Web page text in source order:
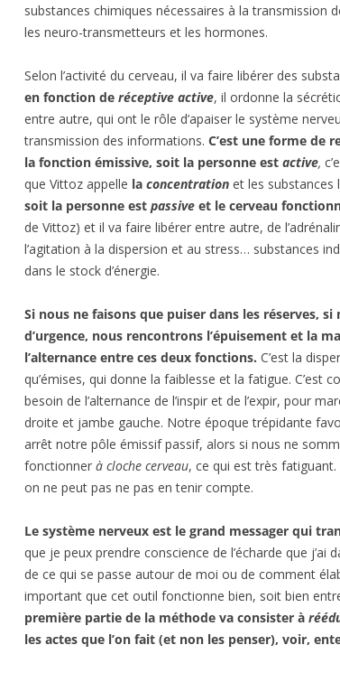
substances chimiques nécessaires à la transmission
les neuro-transmetteurs et les hormones.
Selon l’activité du cerveau, il va faire libérer des
en fonction de réceptive active, il ordonne la
entre autre, qui ont le rôle d’apaiser le système
transmission des informations. C’est une forme de
la fonction émissive, soit la personne est active,
que Vittoz appelle la concentration et les
soit la personne est passive et le cerveau
de Vittoz) et il va faire libérer entre autre, de
l’agitation à la dispersion et au stress… substances
dans le stock d’énergie.
Si nous ne faisons que puiser dans les réserves,
d’urgence, nous rencontrons l’épuisement et la
l’alternance entre ces deux fonctions. C’est la
qu’émises, qui donne la faiblesse et la fatigue. C’est
besoin de l’alternance de l’inspir et de l’expir, pour
droite et jambe gauche. Notre époque trépidante
arrêt notre pôle émissif passif, alors si nous ne
fonctionner à cloche cerveau, ce qui est très
on ne peut pas ne pas en tenir compte.
Le système nerveux est le grand messager qui
que je peux prendre conscience de l’écharde que j’ai
de ce qui se passe autour de moi ou de comment
important que cet outil fonctionne bien, soit bien
première partie de la méthode va consister à
les actes que l’on fait (et non les penser), voir,